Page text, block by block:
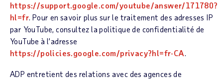
https://support.google.com/youtube/answer/171780?
hl=fr. Pour en savoir plus sur le traitement des adresses IP
par YouTube, consultez la politique de confidentialité de
YouTube à l’adresse
https://policies.google.com/privacy?hl=fr-CA.
ADP entretient des relations avec des agences de